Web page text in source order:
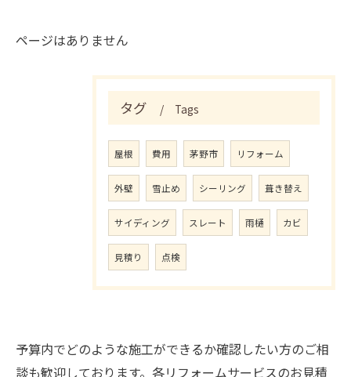
ページはありません
タグ Tags
屋根 費用 茅野市 リフォーム
外壁 雪止め シーリング 葺き替え
サイディング スレート 雨樋 カビ
見積り 点検
予算内でどのような施工ができるか確認したい方のご相
談も歓迎しております。各リフォームサービスのお見積